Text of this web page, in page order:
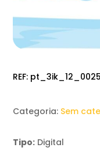
REF:
Categoria: Sem
Tipo: Digital